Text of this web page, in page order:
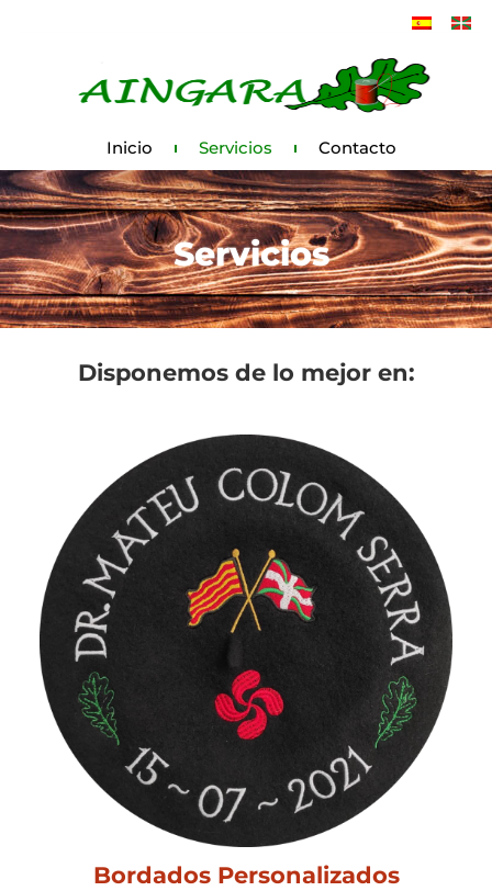
Inicio Servicios Contacto
Servicios
Disponemos de lo mejor en:
Bordados Personalizados